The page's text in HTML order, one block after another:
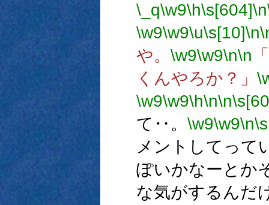
\_q\w9\h\s[604]\n
\w9\w9\u\s[10]\n
や。 \w9\w9\n\n
くんやろか？」
\w9\w9\h\n\n
て‥。 \w9\w9\n
メントしてって
ぽいかなーとか
な気がするんだ